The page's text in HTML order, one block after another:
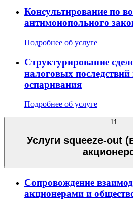
Консультирование по
антимонопольного
Подробнее об услуге
Структурирование
налоговых последствий
оспаривания
Подробнее об услуге
11
Услуги squeeze-out
Сопровождение
акционерами и